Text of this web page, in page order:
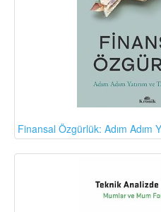
Finansal Özgürlük: Adım Adım